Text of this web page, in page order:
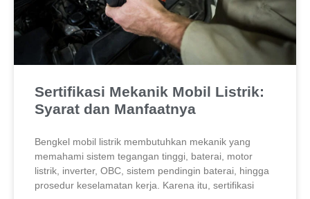
Sertifikasi Mekanik Mobil Listrik:
Syarat dan Manfaatnya
Bengkel mobil listrik membutuhkan mekanik yang
memahami sistem tegangan tinggi, baterai, motor
listrik, inverter, OBC, sistem pendingin baterai, hingga
prosedur keselamatan kerja. Karena itu, sertifikasi